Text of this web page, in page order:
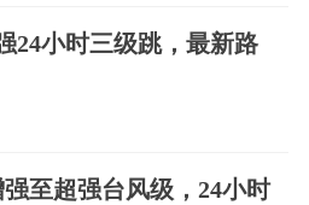
24小时三级跳，最新路
至超强台风级，24小时